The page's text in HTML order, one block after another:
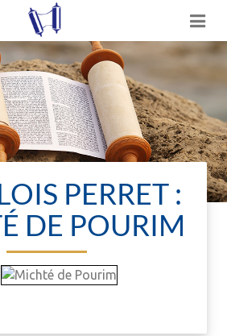
PERRET :
DE POURIM